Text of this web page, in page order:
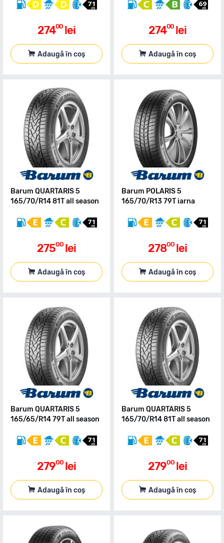
27400 lei
Adaugă în coș
27400 lei
Adaugă în coș
Barum QUARTARIS 5
165/70/R14 81T all season
27500 lei
Adaugă în coș
Barum POLARIS 5
165/70/R13 79T iarna
27800 lei
Adaugă în coș
Barum QUARTARIS 5
165/65/R14 79T all season
27900 lei
Adaugă în coș
Barum QUARTARIS 5
165/70/R14 81T all season
27900 lei
Adaugă în coș